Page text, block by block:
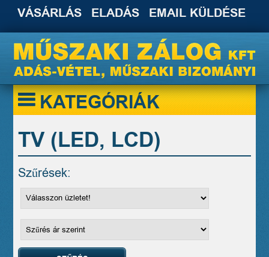
VÁSÁRLÁS ELADÁS EMAIL KÜLDÉSE
KATEGÓRIÁK
TV (LED, LCD)
Szűrések: